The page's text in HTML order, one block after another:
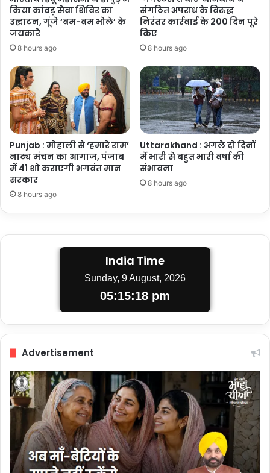
किया कांवड़ सेवा शिविर का
उद्घाटन, गूंजे ‘बम-बम भोले’ के
जयकारे
8 hours ago
संगठित अपराध के विरुद्ध
निरंतर कार्रवाई के 200 दिन पूरे
किए
8 hours ago
Punjab : मोहाली से ‘हमारे राम’
नाट्य मंचन का आगाज, पंजाब
में 41 शो कराएगी भगवंत मान
सरकार
8 hours ago
Uttarakhand : अगले दो दिनों
में भारी से बहुत भारी वर्षा की
संभावना
8 hours ago
India Time
Sunday, 9 August, 2026
05:15:19 pm
Advertisement